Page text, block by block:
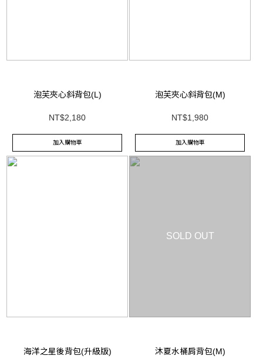
泡芙夾心斜背包(L)
NT$2,180
加入購物車
泡芙夾心斜背包(M)
NT$1,980
加入購物車
海洋之星後背包(升級版)
SOLD OUT
沐夏水桶肩背包(M)